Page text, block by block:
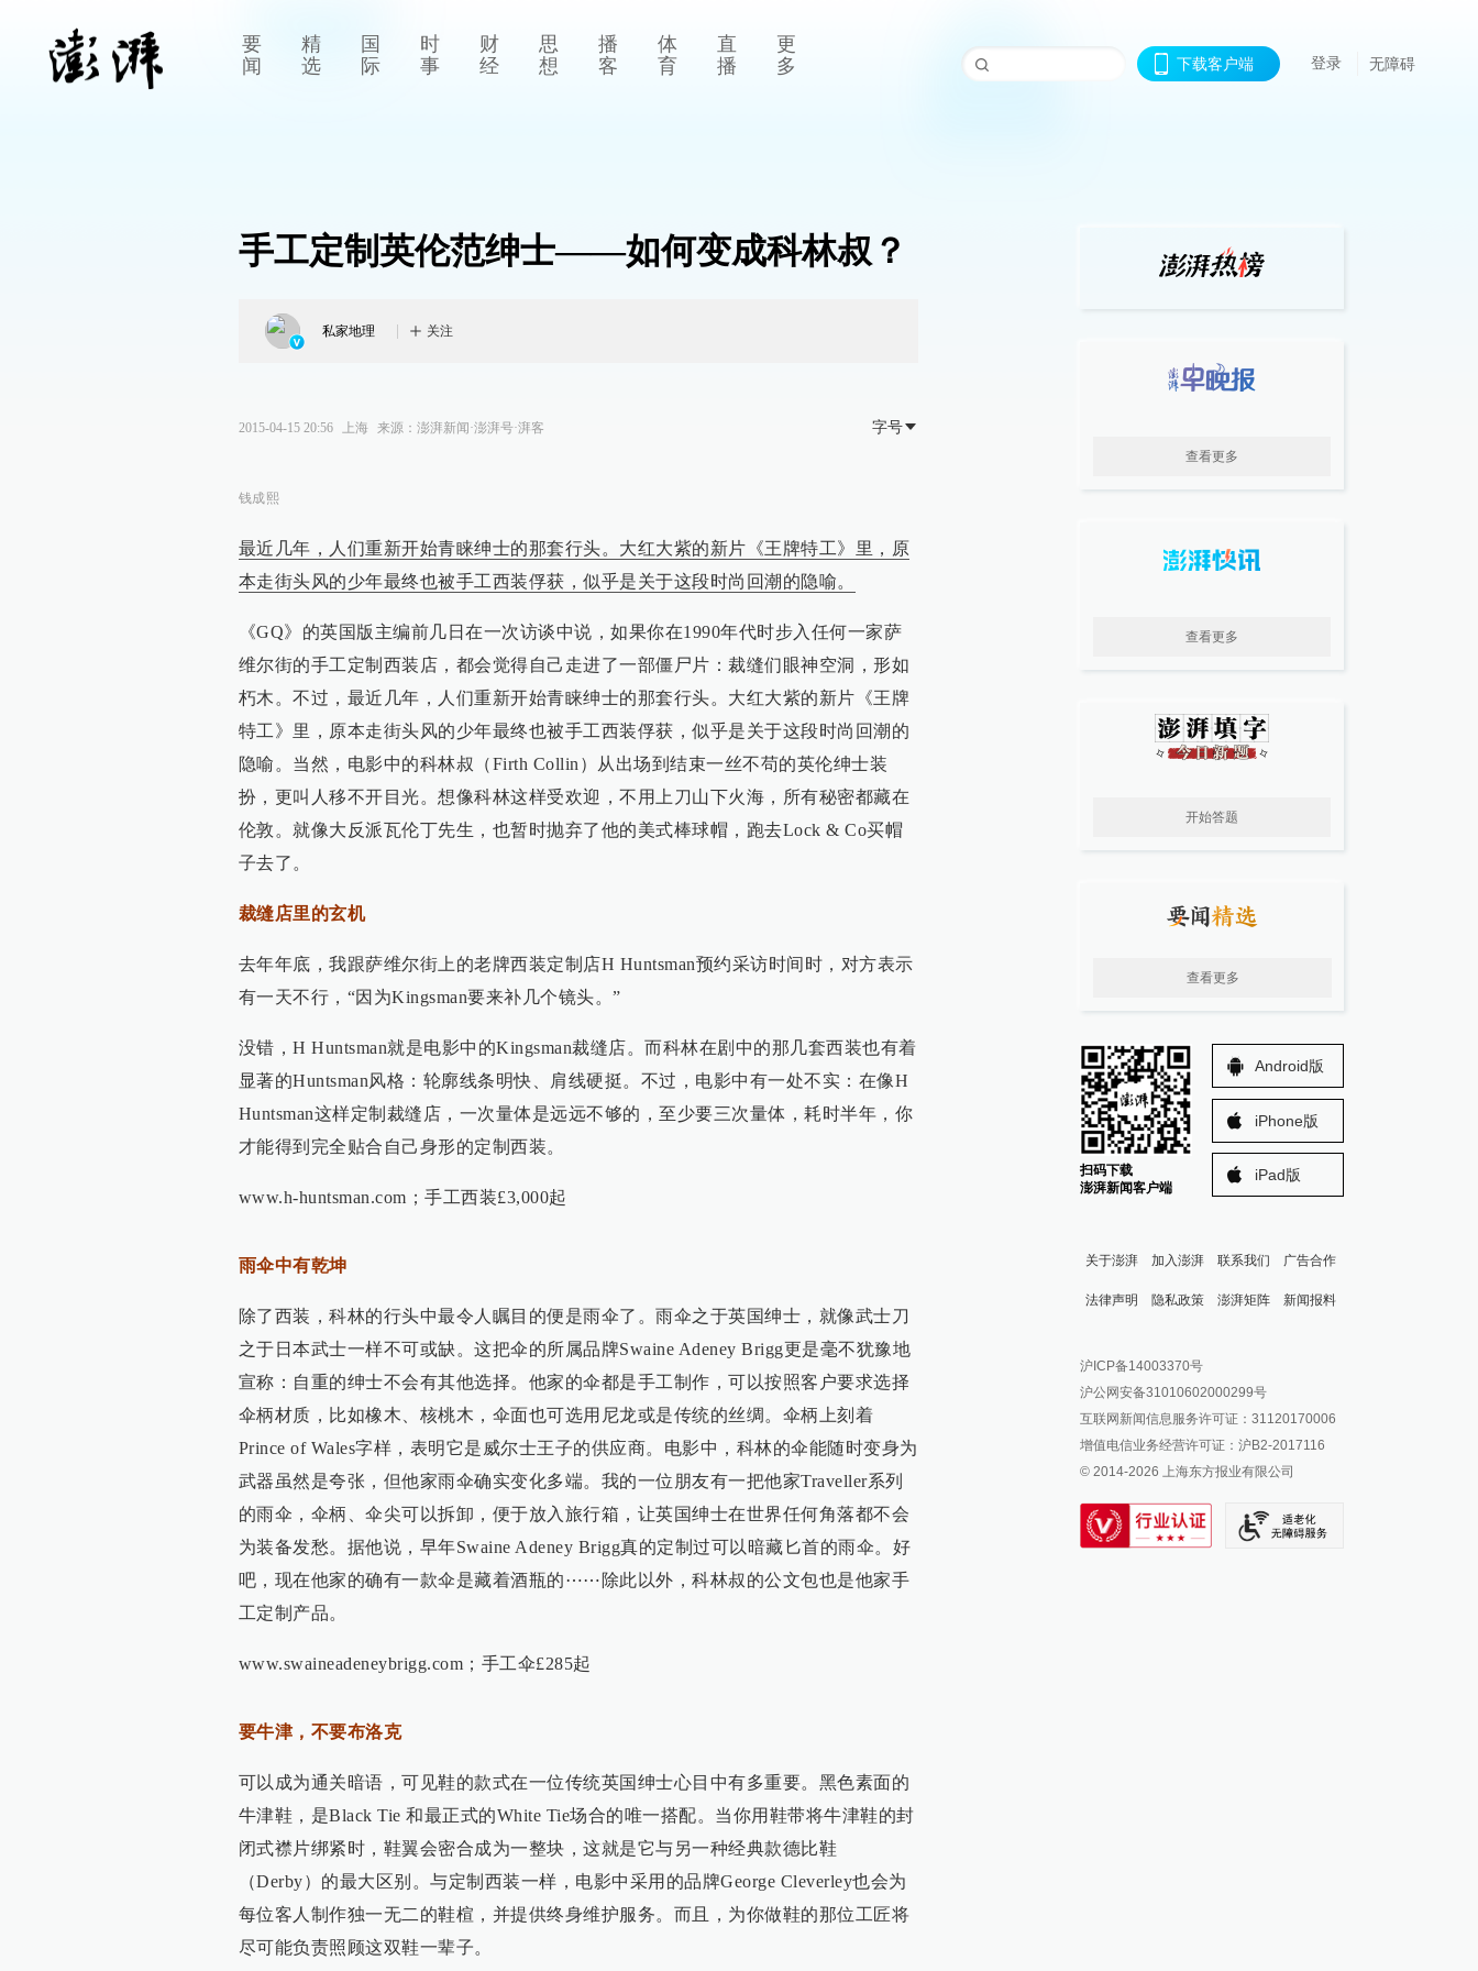
要
闻
精
选
国
际
时
事
财
经
思
想
播
客
体
育
直
播
更
多
下载客户端 登录 无障碍
手工定制英伦范绅士——如何变成科林叔？
私家地理 关注
2015-04-15 20:56 上海 来源： 澎湃新闻·澎湃号·湃客 字号
钱成熙
最近几年，人们重新开始青睐绅士的那套行头。大红大紫的新片《王牌特工》里，原
本走街头风的少年最终也被手工西装俘获，似乎是关于这段时尚回潮的隐喻。
《GQ》的英国版主编前几日在一次访谈中说，如果你在1990年代时步入任何一家萨
维尔街的手工定制西装店，都会觉得自己走进了一部僵尸片：裁缝们眼神空洞，形如
朽木。不过，最近几年，人们重新开始青睐绅士的那套行头。大红大紫的新片《王牌
特工》里，原本走街头风的少年最终也被手工西装俘获，似乎是关于这段时尚回潮的
隐喻。当然，电影中的科林叔（Firth Collin）从出场到结束一丝不苟的英伦绅士装
扮，更叫人移不开目光。想像科林这样受欢迎，不用上刀山下火海，所有秘密都藏在
伦敦。就像大反派瓦伦丁先生，也暂时抛弃了他的美式棒球帽，跑去Lock & Co买帽
子去了。
裁缝店里的玄机
去年年底，我跟萨维尔街上的老牌西装定制店H Huntsman预约采访时间时，对方表示
有一天不行，“因为Kingsman要来补几个镜头。”
没错，H Huntsman就是电影中的Kingsman裁缝店。而科林在剧中的那几套西装也有着
显著的Huntsman风格：轮廓线条明快、肩线硬挺。不过，电影中有一处不实：在像H
Huntsman这样定制裁缝店，一次量体是远远不够的，至少要三次量体，耗时半年，你
才能得到完全贴合自己身形的定制西装。
www.h-huntsman.com；手工西装£3,000起
雨伞中有乾坤
除了西装，科林的行头中最令人瞩目的便是雨伞了。雨伞之于英国绅士，就像武士刀
之于日本武士一样不可或缺。这把伞的所属品牌Swaine Adeney Brigg更是毫不犹豫地
宣称：自重的绅士不会有其他选择。他家的伞都是手工制作，可以按照客户要求选择
伞柄材质，比如橡木、核桃木，伞面也可选用尼龙或是传统的丝绸。伞柄上刻着
Prince of Wales字样，表明它是威尔士王子的供应商。电影中，科林的伞能随时变身为
武器虽然是夸张，但他家雨伞确实变化多端。我的一位朋友有一把他家Traveller系列
的雨伞，伞柄、伞尖可以拆卸，便于放入旅行箱，让英国绅士在世界任何角落都不会
为装备发愁。据他说，早年Swaine Adeney Brigg真的定制过可以暗藏匕首的雨伞。好
吧，现在他家的确有一款伞是藏着酒瓶的⋯⋯除此以外，科林叔的公文包也是他家手
工定制产品。
www.swaineadeneybrigg.com；手工伞£285起
要牛津，不要布洛克
可以成为通关暗语，可见鞋的款式在一位传统英国绅士心目中有多重要。黑色素面的
牛津鞋，是Black Tie 和最正式的White Tie场合的唯一搭配。当你用鞋带将牛津鞋的封
闭式襟片绑紧时，鞋翼会密合成为一整块，这就是它与另一种经典款德比鞋
（Derby）的最大区别。与定制西装一样，电影中采用的品牌George Cleverley也会为
每位客人制作独一无二的鞋楦，并提供终身维护服务。而且，为你做鞋的那位工匠将
尽可能负责照顾这双鞋一辈子。
查看更多
查看更多
开始答题
查看更多
扫码下载
澎湃新闻客户端
Android版
iPhone版
iPad版
关于澎湃 加入澎湃 联系我们 广告合作
法律声明 隐私政策 澎湃矩阵
澎湃新闻公众号
澎湃新闻抖音号
派生万物开放平台
IP SHANGHAI
SIXTH TONE
新闻报料
报料邮箱: news@thepaper.cn
沪ICP备14003370号
沪公网安备31010602000299号
互联网新闻信息服务许可证：31120170006
增值电信业务经营许可证：沪B2-2017116
© 2014-2026 上海东方报业有限公司